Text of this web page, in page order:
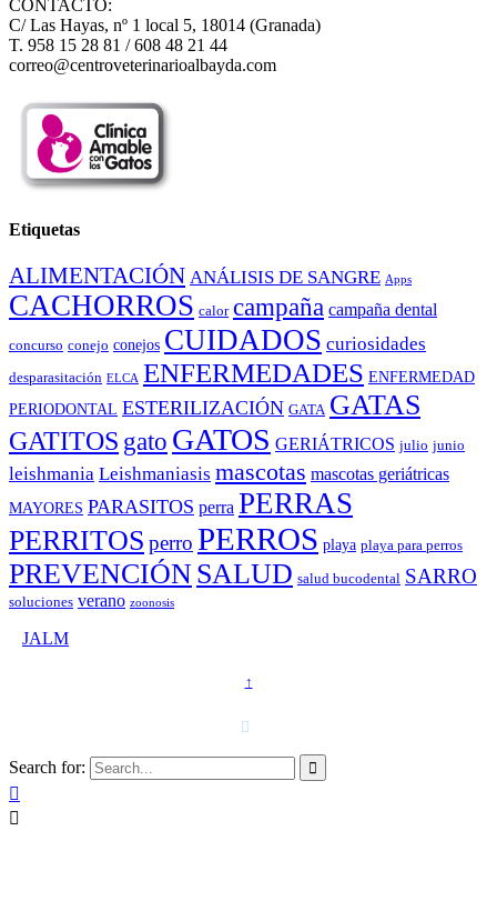
CONTACTO:
C/ Las Hayas, nº 1 local 5, 18014 (Granada)
T. 958 15 28 81 / 608 48 21 44
correo@centroveterinarioalbayda.com
Etiquetas
ALIMENTACIÓN ANÁLISIS DE SANGRE Apps
CACHORROS calor campaña campaña dental
concurso conejo conejos CUIDADOS curiosidades
desparasitación ELCA ENFERMEDADES ENFERMEDAD
PERIODONTAL ESTERILIZACIÓN GATA GATAS
GATITOS gato GATOS GERIÁTRICOS julio junio
leishmania Leishmaniasis mascotas mascotas geriátricas
MAYORES PARASITOS perra PERRAS
PERRITOS perro PERROS playa playa para perros
PREVENCIÓNSALUD salud bucodental SARRO
soluciones verano zoonosis
JALM
↑

Search for: 

